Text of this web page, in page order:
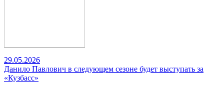
29.05.2026
Данило Павлович в следующем сезоне будет выступать за
«Кузбасс»